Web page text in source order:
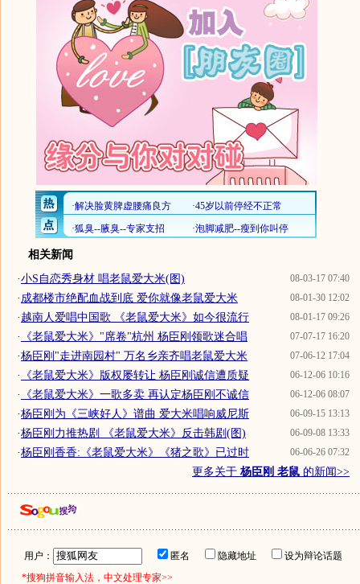
相关新闻
08-03-17 07:40
·小S自恋秀身材 唱老鼠爱大米(图)
08-01-30 12:02
·成都楼市绝配血战到底 爱你就像老鼠爱大米
08-01-17 09:26
·越南人爱唱中国歌 《老鼠爱大米》如今很流行
07-07-17 16:20
· 《老鼠爱大米》"席卷"杭州 杨臣刚领歌迷合唱
07-06-12 17:04
·杨臣刚"走进南园村" 万名乡亲齐唱老鼠爱大米
06-12-06 10:16
· 《老鼠爱大米》版权屡转让 杨臣刚诚信遭质疑
06-12-06 08:07
· 《老鼠爱大米》一歌多卖 再认定杨臣刚不诚信
06-09-15 13:13
·杨臣刚为《三峡好人》谱曲 爱大米唱响威尼斯
06-09-08 13:33
·杨臣刚力推热剧 《老鼠爱大米》反击韩剧(图)
06-06-26 07:32
·杨臣刚香香:《老鼠爱大米》《猪之歌》已过时
更多关于 杨臣刚 老鼠 的新闻>>
用户： 匿名 隐藏地址
设为辩论话题
*搜狗拼音输入法，中文处理专家>>